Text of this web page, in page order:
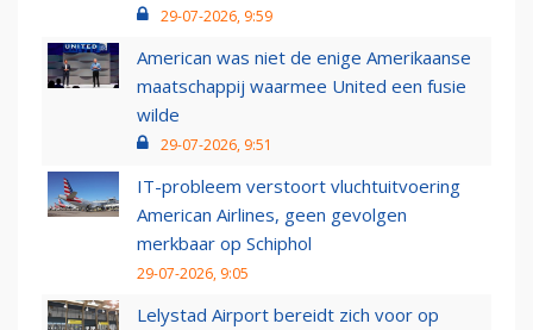
29-07-2026, 9:59
American was niet de enige Amerikaanse
maatschappij waarmee United een fusie
wilde
29-07-2026, 9:51
IT-probleem verstoort vluchtuitvoering
American Airlines, geen gevolgen
merkbaar op Schiphol
29-07-2026, 9:05
Lelystad Airport bereidt zich voor op